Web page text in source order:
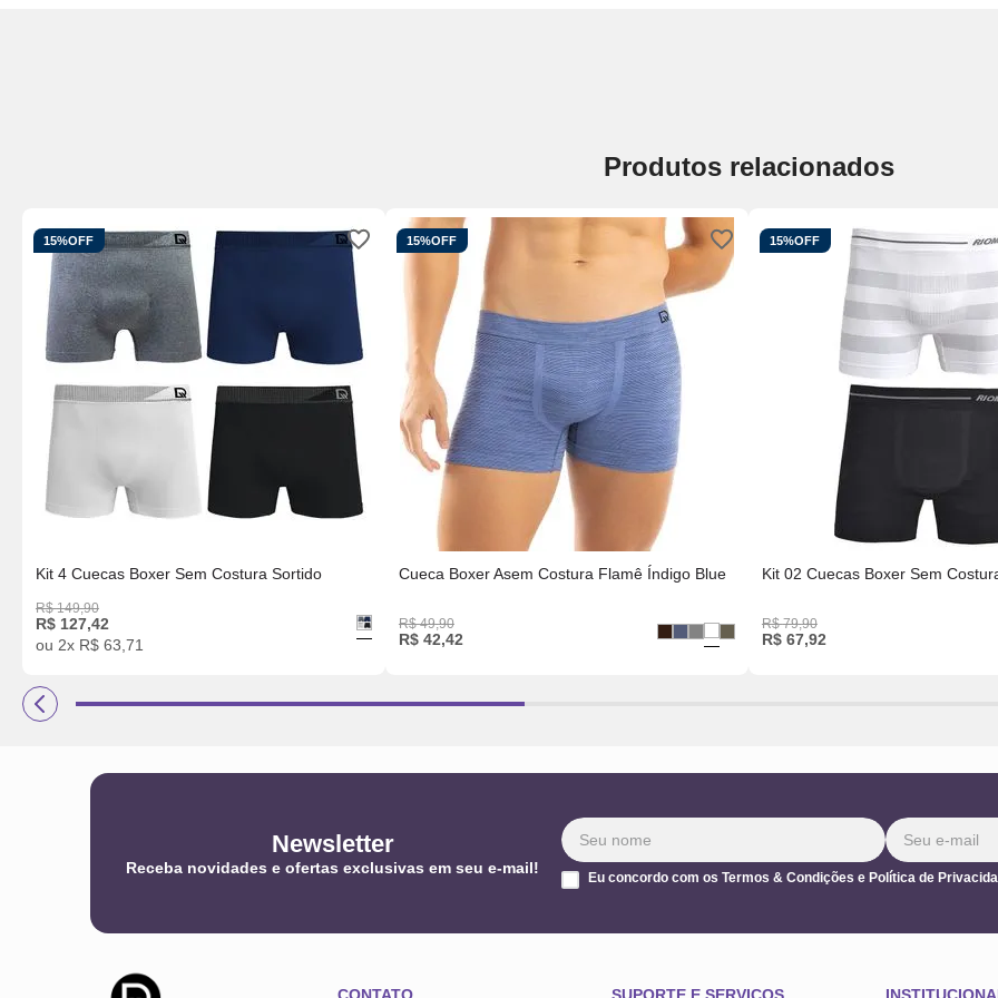
Produtos relacionados
15%OFF
Kit 4 Cuecas Boxer Sem Costura Sortido
R$ 149,90
R$ 127,42
ou 2x R$ 63 71
15%OFF
Cueca Boxer Asem Costura Flamê Índigo Blue
R$ 49,90
R$ 42,42
15%OFF
Kit 02 Cuecas Boxer Sem
R$ 79,90
R$ 67,92
Newsletter
Receba novidades e ofertas exclusivas em seu e-mail!
Eu concordo com os Termos & Condições e Política de